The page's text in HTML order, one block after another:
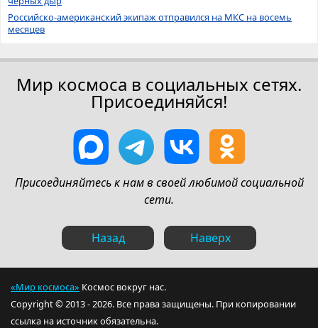
Российско-американский экипаж отправился на МКС на восемь
месяцев
Мир космоса в социальных сетях.
Присоединяйся!
Присоединяйтесь к нам в своей любимой социальной
сети.
Назад Наверх
«Мир космоса» Космос вокруг нас.
Copyright © 2013 - 2026. Все права защищены. При копировании
ссылка на источник обязательна.